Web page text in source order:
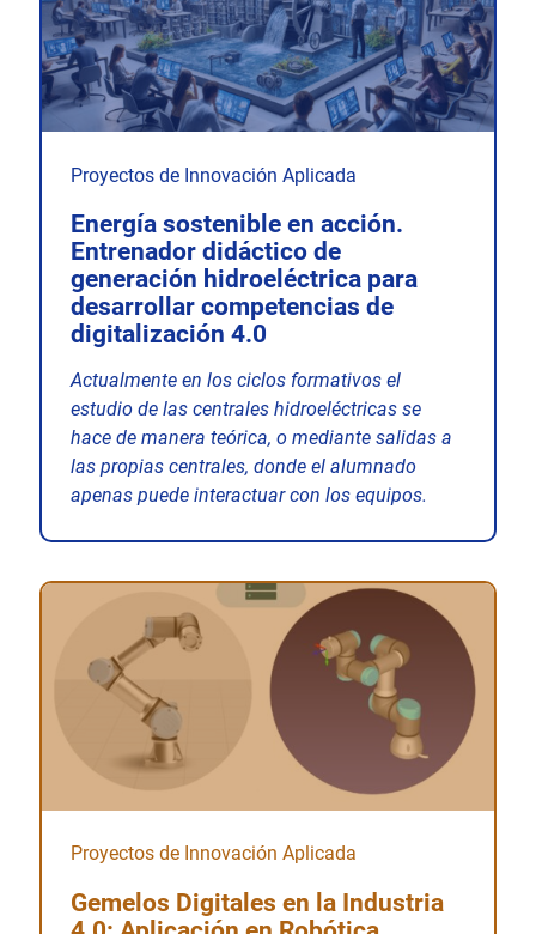
Proyectos de Innovación Aplicada
Energía sostenible en acción.
Entrenador didáctico de
generación hidroeléctrica para
desarrollar competencias de
digitalización 4.0
Actualmente en los ciclos formativos el
estudio de las centrales hidroeléctricas se
hace de manera teórica, o mediante salidas a
las propias centrales, donde el alumnado
apenas puede interactuar con los equipos.
Proyectos de Innovación Aplicada
Gemelos Digitales en la Industria